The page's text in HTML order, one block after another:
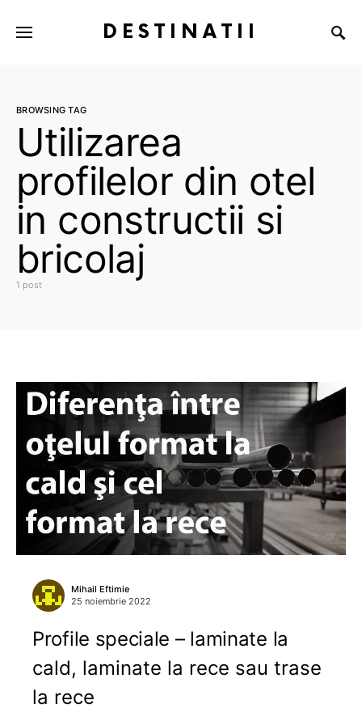
DESTINATII
BROWSING TAG
Utilizarea
profilelor din otel
in constructii si
bricolaj
1 post
Mihail Eftimie
25 noiembrie 2022
Profile speciale – laminate la
cald, laminate la rece sau trase
la rece